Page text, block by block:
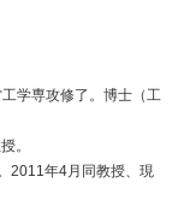
学専攻修了。博士（工
。
2011年4月同教授、現